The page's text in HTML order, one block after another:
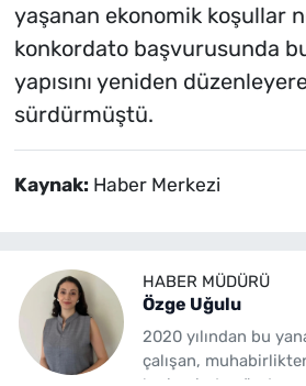
yaşanan ekonomik koşullar
konkordato başvurusunda
yapısını yeniden
sürdürmüştü.
Kaynak: Haber Merkezi
HABER MÜDÜRÜ
Özge Uğulu
2020 yılından bu
çalışan,